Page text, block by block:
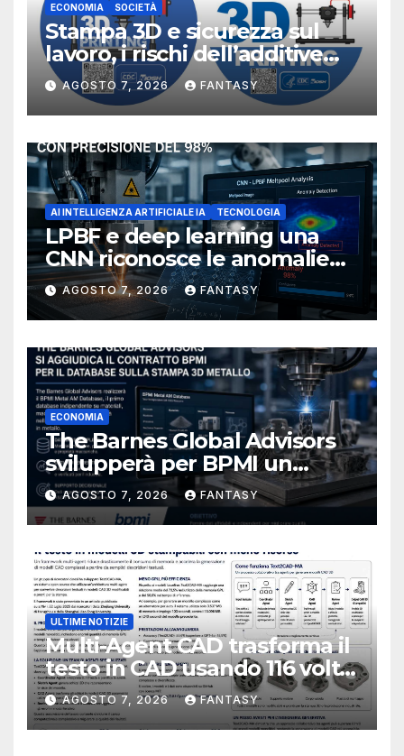
ECONOMIA SOCIETÀ
Stampa 3D e sicurezza sul
lavoro, i rischi dell’additive
manufacturing secondo
NIOSH
AGOSTO 7, 2026 FANTASY
AI INTELLIGENZA ARTIFICIALE IA TECNOLOGIA
LPBF e deep learning una
CNN riconosce le anomalie
del bagno di fusione
AGOSTO 7, 2026 FANTASY
ECONOMIA
The Barnes Global Advisors
svilupperà per BPMI un
database per la stampa 3D
metallica destinata alla filiera
navale statunitense
AGOSTO 7, 2026 FANTASY
ULTIME NOTIZIE
Multi-Agent CAD trasforma il
testo in CAD usando 116 volte
meno token
AGOSTO 7, 2026 FANTASY